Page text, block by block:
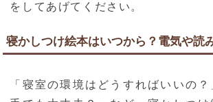
をしてあげてください。
寝かしつけ絵本はいつから？電気や読
「寝室の環境はどうすればいいの